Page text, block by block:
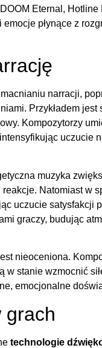
Eternal,
płynące z
narracji,
Przykładem jest
Kompozytorzy
uczucie
muzyka
Natomiast w
uczucie satysfakcji
graczy, budując
nieoceniona.
stanie wzmocnić
emocjonalne
grach
technologie